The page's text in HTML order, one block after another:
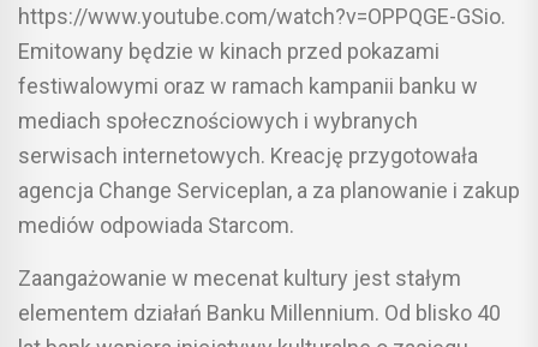
https://www.youtube.com/watch?v=OPPQGE-GSio.
Emitowany będzie w kinach przed pokazami
festiwalowymi oraz w ramach kampanii banku w
mediach społecznościowych i wybranych
serwisach internetowych. Kreację przygotowała
agencja Change Serviceplan, a za planowanie i zakup
mediów odpowiada Starcom.
Zaangażowanie w mecenat kultury jest stałym
elementem działań Banku Millennium. Od blisko 40